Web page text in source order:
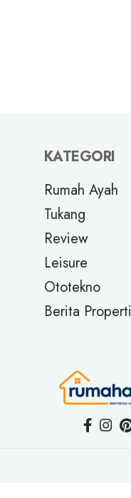
KATEGORI
Rumah Ayah
Tukang
Review
Leisure
Ototekno
Berita Properti